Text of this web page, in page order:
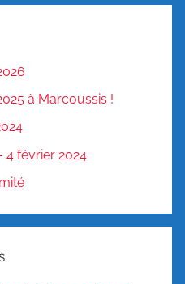
à Marcoussis !
4 février 2024